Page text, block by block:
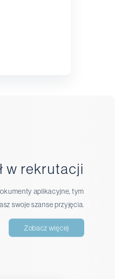
w rekrutacji
aplikacyjne, tym
swoje szanse przyjęcia.
Zobacz więcej